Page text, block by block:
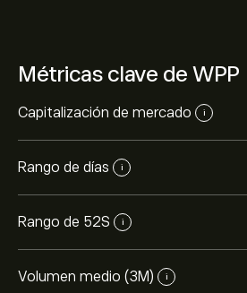
Métricas clave de WPP
Capitalización de mercado i
Rango de días i
Rango de 52S i
Volumen medio (3M) i